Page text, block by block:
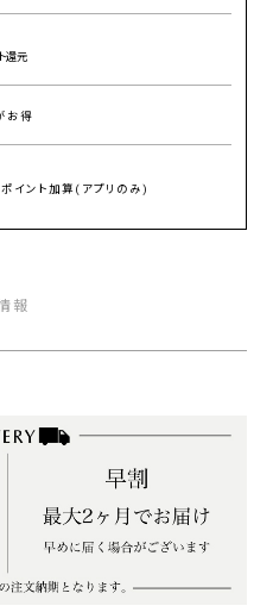
還元
お得
イント加算(アプリのみ)
報